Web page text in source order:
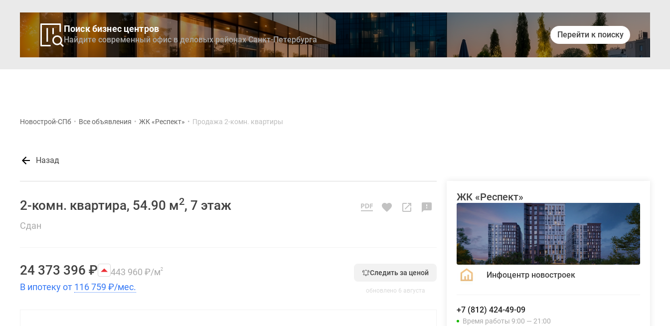
Поиск бизнес центров
Найдите современный офис в деловых районах Санкт-Петербурга
Перейти к поиску
Новострой-СПб • Все объявления • ЖК «Респект» • Продажа 2-комн. квартиры
Назад
2-комн. квартира, 54.90 м2, 7 этаж
Сдан
24 373 396 ₽ 443 960 ₽/м2
В ипотеку от 116 759 ₽/мес.
Следить за ценой
обновлено 6 августа
ЖК «Респект»
Инфоцентр новостроек
+7 (812) 424-49-09
Время работы 9:00 — 21:00